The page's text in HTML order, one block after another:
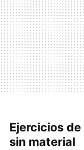
Ejercicios
sin material